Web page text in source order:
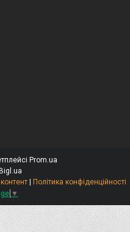
Prom.ua
| Політика конфіденційності
▼